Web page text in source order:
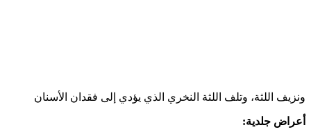
ونزيف اللثة، وتلف اللثة النخري الذي يؤدي إلى فقدان الأسنان
أعراض جلدية: